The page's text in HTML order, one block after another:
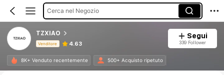
Cerca nel Negozio
TZXIAO
Venditore 4.63
Segui
339 Follower
8K+ Venduto recentemente 500+ Acquisto ripetuto